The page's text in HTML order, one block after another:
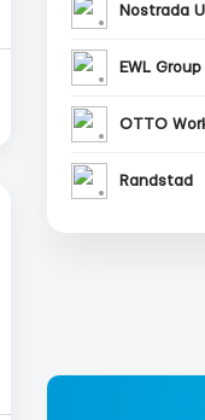
Nostrada
EWL Group
Randstad